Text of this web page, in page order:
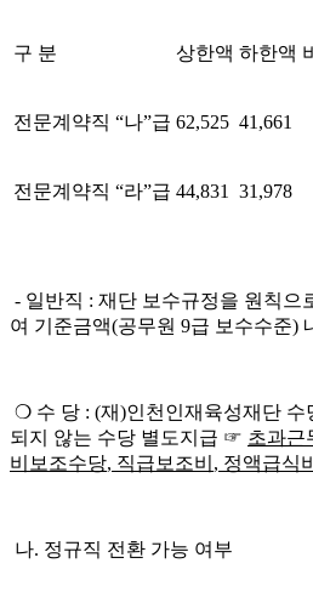
구 분 상한액 하한액
전문계약직 “나”급 62,525 41,661
전문계약직 “라”급 44,831 31,978
- 일반직 : 재단 보수규정을 원칙으
여 기준금액(공무원 9급 보수수준)
❍ 수 당 : (재)인천인재육성재단
되지 않는 수당 별도지급 ☞ 초과근
비보조수당, 직급보조비 , 정액급식비
나. 정규직 전환 가능 여부